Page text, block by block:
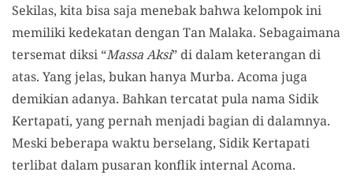
Sekilas, kita bisa saja menebak bahwa kelompok ini
memiliki kedekatan dengan Tan Malaka. Sebagaimana
tersemat diksi “Massa Aksi” di dalam keterangan di
atas. Yang jelas, bukan hanya Murba. Acoma juga
demikian adanya. Bahkan tercatat pula nama Sidik
Kertapati, yang pernah menjadi bagian di dalamnya.
Meski beberapa waktu berselang, Sidik Kertapati
terlibat dalam pusaran konflik internal Acoma.